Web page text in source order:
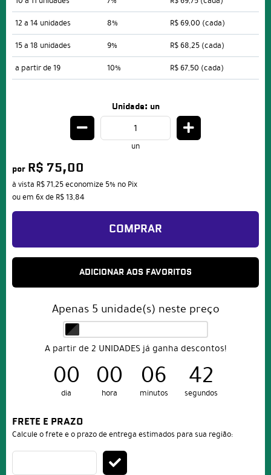
12 a 14 unidades
8% R$ 69,00 (cada)
15 a 18 unidades
9% R$ 68,25 (cada)
a partir de 19
10% R$ 67,50 (cada)
Unidade: un
un
por R$ 75,00
à vista R$ 71,25economize 5% no Pix
ou em 6xde R$ 13,84
COMPRAR
ADICIONAR AOS FAVORITOS
Apenas 5 unidade(s) neste preço
A partir de 2 UNIDADES já ganha descontos!
00
dia
00
hora
06
minutos
42
segundos
FRETE E PRAZO
Calcule o frete e o prazo de entrega estimados para sua região: